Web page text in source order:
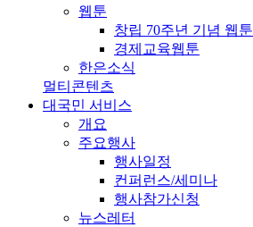
웹툰
창립 70주년 기념 웹툰
경제교육웹툰
한은소식
멀티콘텐츠
대국민 서비스
개요
주요행사
행사일정
컨퍼런스/세미나
행사참가신청
뉴스레터